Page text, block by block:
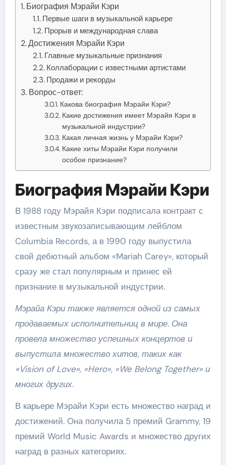
Биография Мэрайи Кэри
Первые шаги в музыкальной карьере
Прорыв и международная слава
Достижения Мэрайи Кэри
Главные музыкальные признания
Коллаборации с известными артистами
Продажи и рекорды
Вопрос-ответ:
Какова биография Мэрайи Кэри?
Какие достижения имеет Мэрайя Кэри в
музыкальной индустрии?
Какая личная жизнь у Мэрайи Кэри?
Какие хиты Мэрайи Кэри получили
особое признание?
Биография Мэрайи Кэри
В 1988 году Мэрайя Кэри подписала контракт с
известным звукозаписывающим лейблом
Columbia Records, а в 1990 году выпустила
свой дебютный альбом «Mariah Carey», который
сразу же стал популярным и принес ей
признание в музыкальной индустрии.
Мэрайа Кэри также является одной из самых
продаваемых исполнительниц в мире. Она
провела множество успешных концертов и
выпустила множество хитов, таких как
«Vision of Love», «Hero», «We Belong Together» и
многих других.
В карьере Мэрайи Кэри есть множество наград и
достижений. Она получила 5 премий Grammy, 19
премий World Music Awards и множество других
наград в разных категориях.